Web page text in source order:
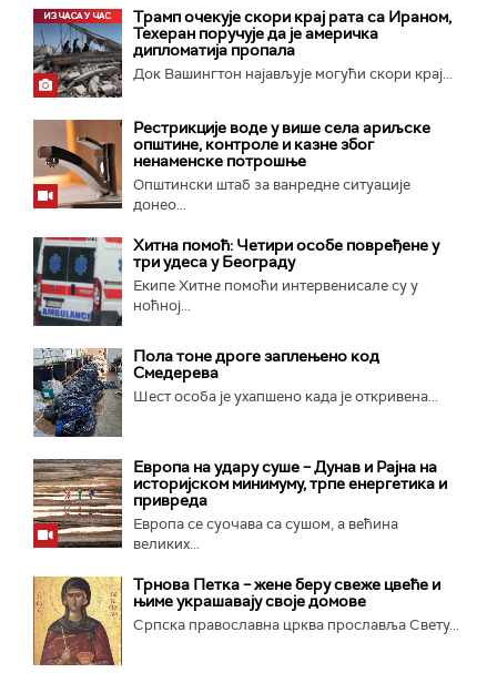
Трамп очекује скори крај рата са Ираном,
Техеран поручује да је америчка
дипломатија пропала
Док Вашингтон најављује могући скори крај...
Рестрикције воде у више села ариљске
општине, контроле и казне због
ненаменске потрошње
Општински штаб за ванредне ситуације
донео...
Хитна помоћ: Четири особе повређене у
три удеса у Београду
Екипе Хитне помоћи интервенисале су у
ноћној...
Пола тоне дроге заплењено код
Смедерева
Шест особа је ухапшено када је откривена...
Европа на удару суше – Дунав и Рајна на
историјском минимуму, трпе енергетика и
привреда
Европа се суочава са сушом, а већина
великих...
Трнова Петка – жене беру свеже цвеће и
њиме украшавају своје домове
Српска православна црква прославља Свету...